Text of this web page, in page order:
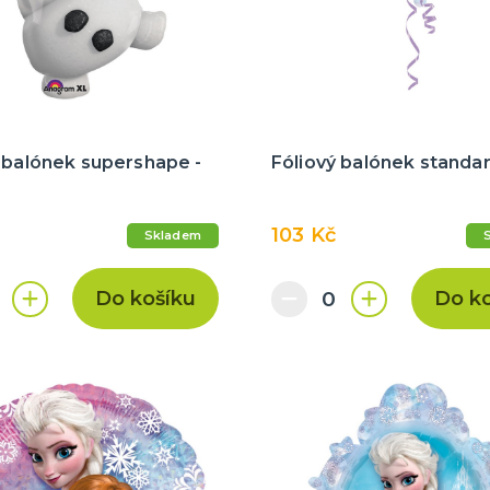
supershape -
Skladem
Do košíku
Fóliový balónek
103 Kč
Do